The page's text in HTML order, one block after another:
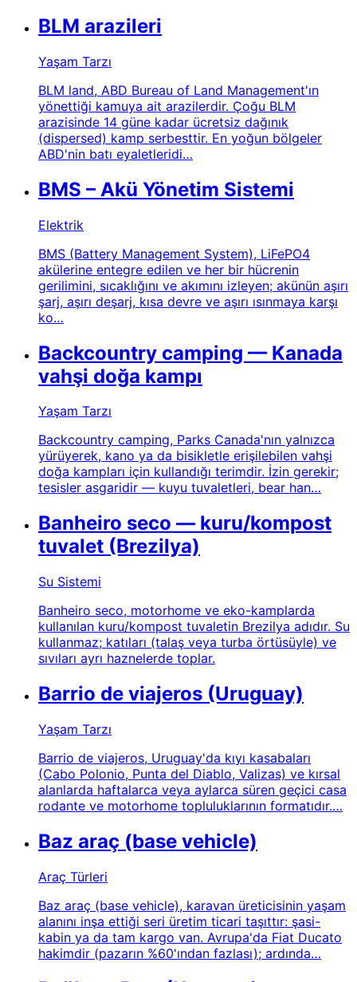
BLM arazileri
Yaşam Tarzı
BLM land, ABD Bureau of Land Management'ın
yönettiği kamuya ait arazilerdir. Çoğu BLM
arazisinde 14 güne kadar ücretsiz dağınık
(dispersed) kamp serbesttir. En yoğun bölgeler
ABD'nin batı eyaletleridi…
BMS – Akü Yönetim Sistemi
Elektrik
BMS (Battery Management System), LiFePO4
akülerine entegre edilen ve her bir hücrenin
gerilimini, sıcaklığını ve akımını izleyen; akünün aşırı
şarj, aşırı deşarj, kısa devre ve aşırı ısınmaya karşı
ko…
Backcountry camping — Kanada
vahşi doğa kampı
Yaşam Tarzı
Backcountry camping, Parks Canada'nın yalnızca
yürüyerek, kano ya da bisikletle erişilebilen vahşi
doğa kampları için kullandığı terimdir. İzin gerekir;
tesisler asgaridir — kuyu tuvaletleri, bear han…
Banheiro seco — kuru/kompost
tuvalet (Brezilya)
Su Sistemi
Banheiro seco, motorhome ve eko-kamplarda
kullanılan kuru/kompost tuvaletin Brezilya adıdır. Su
kullanmaz; katıları (talaş veya turba örtüsüyle) ve
sıvıları ayrı haznelerde toplar.
Barrio de viajeros (Uruguay)
Yaşam Tarzı
Barrio de viajeros, Uruguay'da kıyı kasabaları
(Cabo Polonio, Punta del Diablo, Valizas) ve kırsal
alanlarda haftalarca veya aylarca süren geçici casa
rodante ve motorhome topluluklarının formatıdır.…
Baz araç (base vehicle)
Araç Türleri
Baz araç (base vehicle), karavan üreticisinin yaşam
alanını inşa ettiği seri üretim ticari taşıttır: şasi-
kabin ya da tam kargo van. Avrupa'da Fiat Ducato
hakimdir (pazarın %60'ından fazlası); ardında…